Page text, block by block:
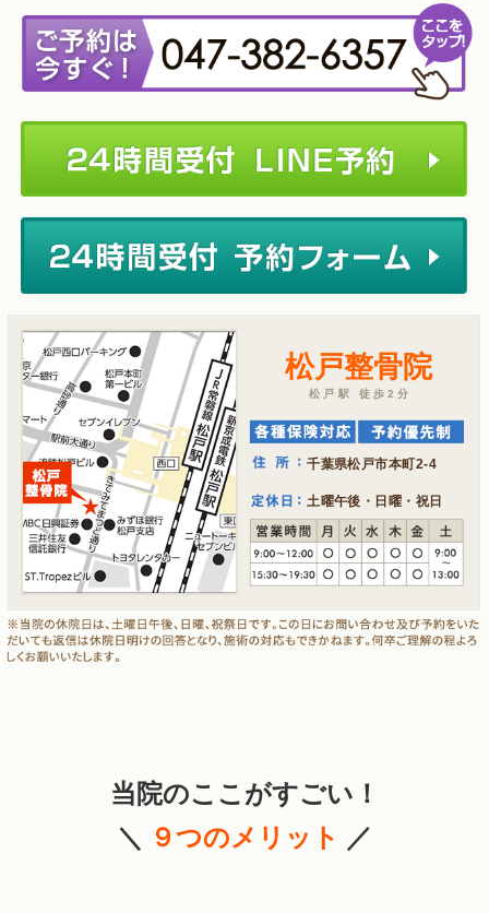
松戸整骨院
松戸駅 徒歩2分
千葉県松戸市本町2-4
土曜午後・日曜・祝日
当院のここがすごい！
＼
９つのメリット ／